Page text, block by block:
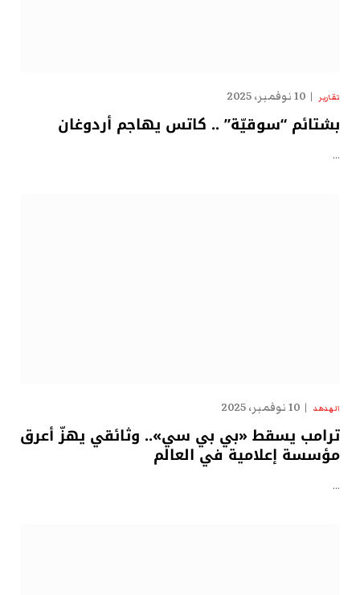
تقارير 10 نوفمبر، 2025
بشتائم “سوقيّة” .. كاتس يهاجم أردوغان
…
الهدهد 10 نوفمبر، 2025
ترامب يسقط «بي بي سي».. وثائقي يهزّ أعرق
مؤسسة إعلامية في العالم
…